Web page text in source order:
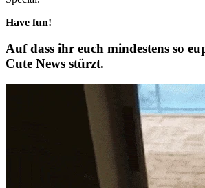
Have fun!
Auf dass ihr euch mindestens so
Cute News stürzt.